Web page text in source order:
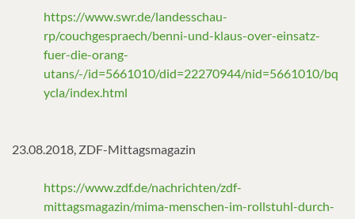
https://www.swr.de/landesschau-
rp/couchgespraech/benni-und-klaus-over-einsatz-
fuer-die-orang-
utans/-/id=5661010/did=22270944/nid=5661010/bq
ycla/index.html
23.08.2018, ZDF-Mittagsmagazin
https://www.zdf.de/nachrichten/zdf-
mittagsmagazin/mima-menschen-im-rollstuhl-durch-